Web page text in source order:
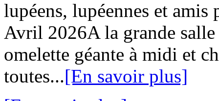
lupéens, lupéennes et
Avril 2026A la grande
omelette géante à midi et
toutes...[En savoir plus]